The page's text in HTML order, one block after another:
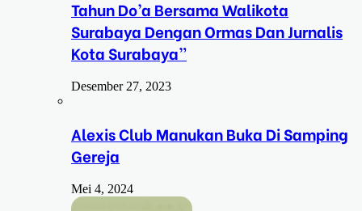
Tahun Do’a Bersama Walikota
Surabaya Dengan Ormas Dan Jurnalis
Kota Surabaya”
Desember 27, 2023
Alexis Club Manukan Buka Di Samping
Gereja
Mei 4, 2024